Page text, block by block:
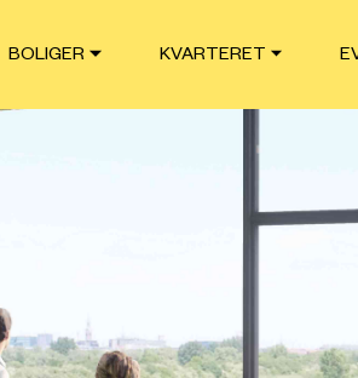
BOLIGER KVARTERET